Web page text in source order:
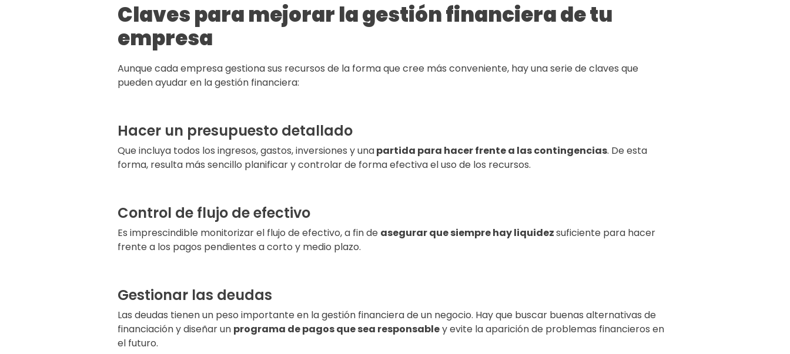
Claves para mejorar la gestión financiera de tu
empresa
Aunque cada empresa gestiona sus recursos de la forma que cree más conveniente, hay una serie de claves que
pueden ayudar en la gestión financiera:
Hacer un presupuesto detallado
Que incluya todos los ingresos, gastos, inversiones y unapartida para hacer frente a las contingencias. De esta
forma, resulta más sencillo planificar y controlar de forma efectiva el uso de los recursos.
Control de flujo de efectivo
Es imprescindible monitorizar el flujo de efectivo, a fin de asegurar que siempre hay liquidezsuficiente para hacer
frente a los pagos pendientes a corto y medio plazo.
Gestionar las deudas
Las deudas tienen un peso importante en la gestión financiera de un negocio. Hay que buscar buenas alternativas de
financiación y diseñar un programa de pagos que sea responsabley evite la aparición de problemas financieros en
el futuro.